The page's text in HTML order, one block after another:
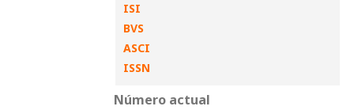
ISI
BVS
ASCI
ISSN
Número actual